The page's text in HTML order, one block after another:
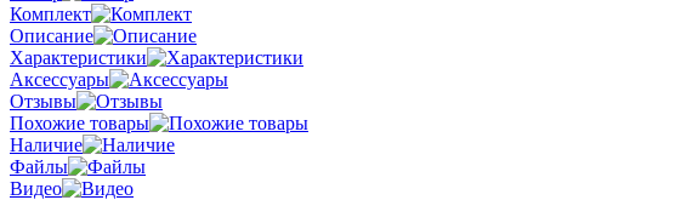
Комплект
Описание
Характеристики
Аксессуары
Отзывы
Похожие товары
Наличие
Файлы
Видео